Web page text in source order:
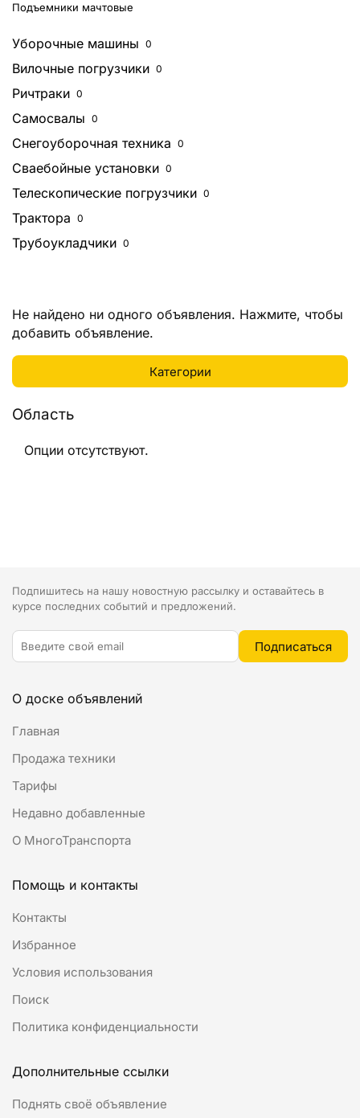
Область
Опции отсутствуют.
Подъемники мачтовые
Уборочные машины 0
Вилочные погрузчики 0
Ричтраки 0
Самосвалы 0
Снегоуборочная техника 0
Сваебойные установки 0
Телескопические погрузчики 0
Трактора 0
Трубоукладчики 0
Не найдено ни одного объявления. Нажмите, чтобы
добавить объявление.
Подпишитесь на нашу новостную рассылку и оставайтесь в
курсе последних событий и предложений.
О доске объявлений
Главная
Продажа техники
Тарифы
Недавно добавленные
О МногоТранспорта
Помощь и контакты
Контакты
Избранное
Условия использования
Поиск
Политика конфиденциальности
Дополнительные ссылки
Поднять своё объявление